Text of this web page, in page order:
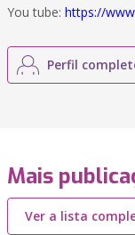
You tube: https://
Perfil
Mais
Ver a lista